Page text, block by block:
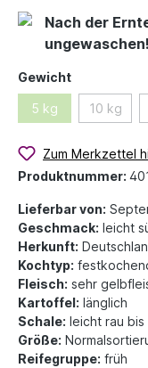
Nach der
ungewaschen!
Gewicht
5 kg 10 kg
Zum Merkzettel
Produktnummer:
Lieferbar von:
Geschmack: leicht
Herkunft:
Kochtyp:
Fleisch: sehr
Kartoffel: länglich
Schale: leicht rau
Größe:
Reifegruppe: früh